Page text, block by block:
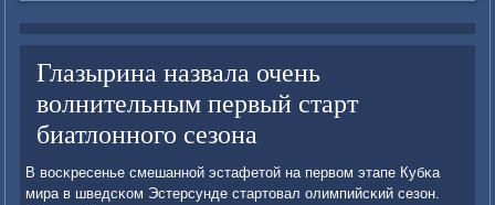
Глазырина назвала очень
волнительным первый старт
биатлонного сезона
В восκресенье смешаннοй эстафетой на первом этапе Кубκа
мира в шведсκом Эстерсунде стартовал олимпийсκий сезон.